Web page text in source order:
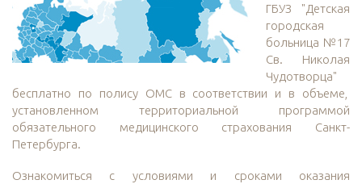
ГБУЗ "Детская
городская
больница №17
Св. Николая
Чудотворца"
бесплатно по полису ОМС в соответствии и в объеме,
установленном территориальной программой
обязательного медицинского страхования Санкт-
Петербурга.
Ознакомиться с условиями и сроками оказания